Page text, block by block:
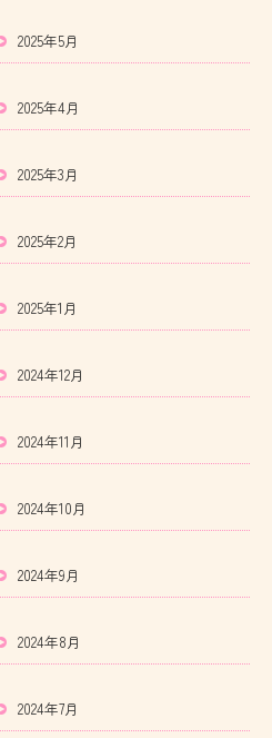
2025年5月
2025年4月
2025年3月
2025年2月
2025年1月
2024年12月
2024年11月
2024年10月
2024年9月
2024年8月
2024年7月